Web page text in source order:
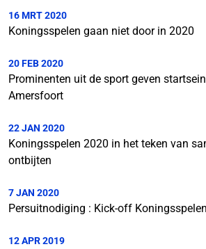
16 MRT 2020
Koningsspelen gaan niet door in 2020
20 FEB 2020
Prominenten uit de sport geven
Amersfoort
22 JAN 2020
Koningsspelen 2020 in het teken van
ontbijten
7 JAN 2020
Persuitnodiging : Kick-off
12 APR 2019